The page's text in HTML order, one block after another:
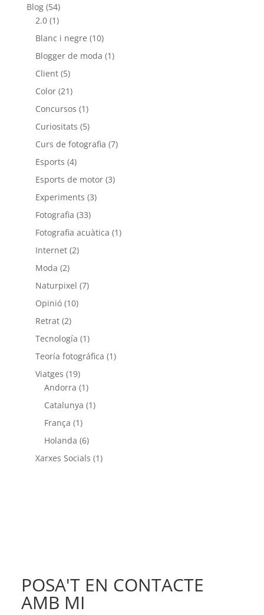
Blog(54)
2.0(1)
Blanc i negre (10)
Blogger de moda (1)
Client(5)
Color(21)
Concursos (1)
Curiositats (5)
Curs de fotografia (7)
Esports (4)
Esports de motor(3)
Experiments (3)
Fotografia (33)
Fotografia acuàtica (1)
Internet(2)
Moda (2)
Naturpixel (7)
Opinió(10)
Retrat(2)
Tecnología (1)
Teoría fotográfica (1)
Viatges (19)
Andorra (1)
Catalunya (1)
França (1)
Holanda (6)
Xarxes Socials (1)
POSA'T EN CONTACTE
AMB MI